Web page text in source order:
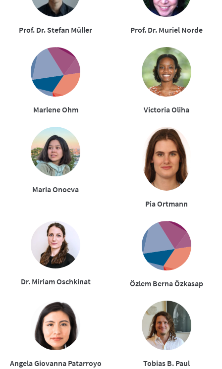
Prof. Dr. Stefan Müller Prof. Dr. Muriel Norde
Marlene Ohm Victoria Oliha
Maria Onoeva
Pia Ortmann
Dr. Miriam Oschkinat Özlem Berna Özkasap
Angela Giovanna Patarroyo Tobias B. Paul